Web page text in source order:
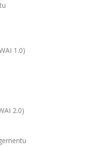
1.0)
2.0)